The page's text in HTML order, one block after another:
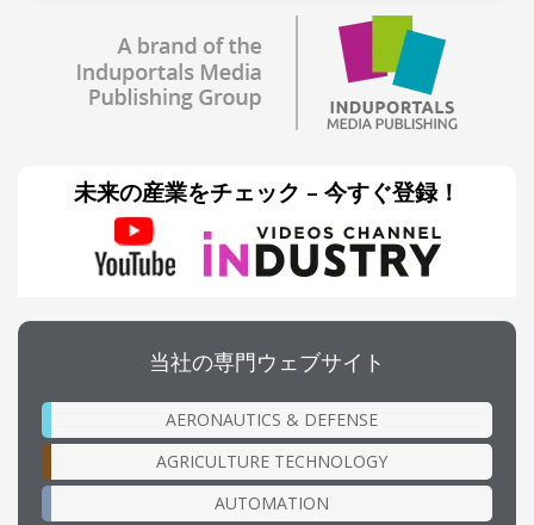
未来の産業をチェック – 今すぐ登録！
当社の専門ウェブサイト
AERONAUTICS & DEFENSE
AGRICULTURE TECHNOLOGY
AUTOMATION